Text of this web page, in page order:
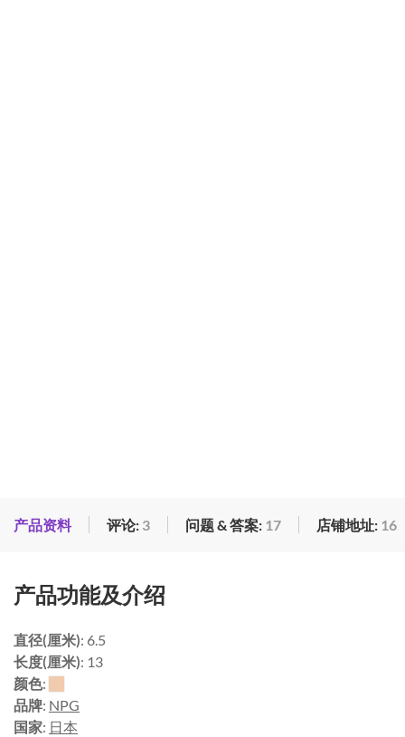
产品资料 评论: 3 问题 & 答案: 17 店铺地址: 16
产品功能及介绍
直径(厘米): 6.5
长度(厘米): 13
颜色:
品牌: NPG
国家: 日本